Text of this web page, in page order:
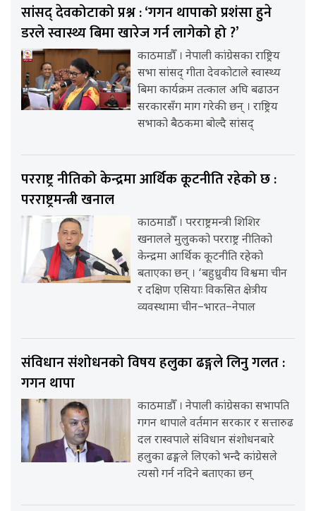
सांसद् देवकोटाको प्रश्न : ‘गगन थापाको प्रशंसा हुने
डरले स्वास्थ्य बिमा खारेज गर्न लागेको हो ?’
काठमाडौँ । नेपाली कांग्रेसका राष्ट्रिय
सभा सांसद् गीता देवकोटाले स्वास्थ्य
बिमा कार्यक्रम तत्काल अघि बढाउन
सरकारसँग माग गरेकी छन् । राष्ट्रिय
सभाको बैठकमा बोल्दै सांसद्
परराष्ट्र नीतिको केन्द्रमा आर्थिक कूटनीति रहेको छ :
परराष्ट्रमन्त्री खनाल
काठमाडौँ । परराष्ट्रमन्त्री शिशिर
खनालले मुलुकको परराष्ट्र नीतिको
केन्द्रमा आर्थिक कूटनीति रहेको
बताएका छन् । ‘बहुध्रुवीय विश्वमा चीन
र दक्षिण एसियाः विकसित क्षेत्रीय
व्यवस्थामा चीन–भारत–नेपाल
संविधान संशोधनको विषय हलुका ढङ्गले लिनु गलत :
गगन थापा
काठमाडौँ । नेपाली कांग्रेसका सभापति
गगन थापाले वर्तमान सरकार र सत्तारुढ
दल रास्वपाले संविधान संशोधनबारे
हलुका ढङ्गले लिएको भन्दै कांग्रेसले
त्यसो गर्न नदिने बताएका छन्